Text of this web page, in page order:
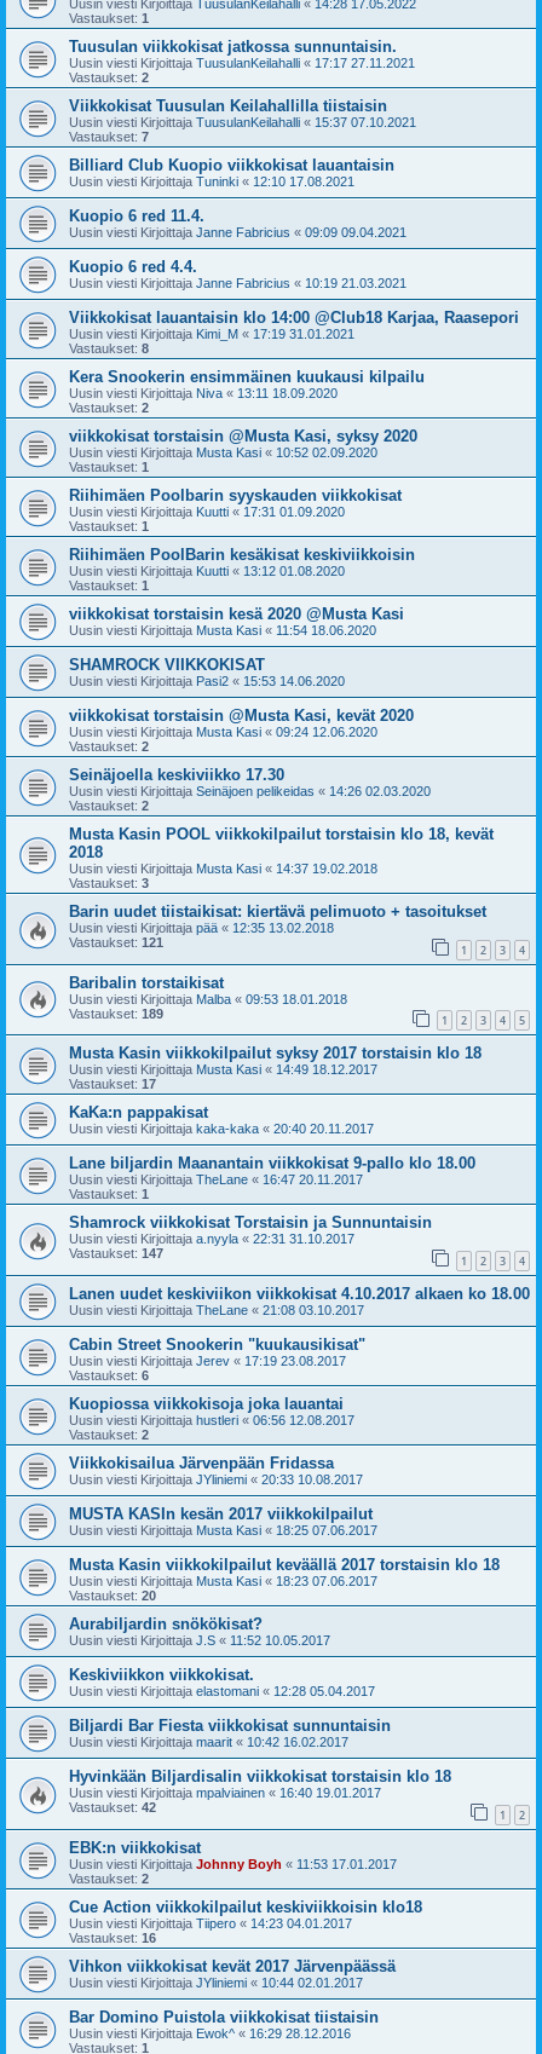
Uusin viesti Kirjoittaja TuusulanKeilahalli « 14:28 17.05.2022
Vastaukset: 1
Tuusulan viikkokisat jatkossa sunnuntaisin.
Uusin viesti Kirjoittaja TuusulanKeilahalli « 17:17 27.11.2021
Vastaukset: 2
Viikkokisat Tuusulan Keilahallilla tiistaisin
Uusin viesti Kirjoittaja TuusulanKeilahalli « 15:37 07.10.2021
Vastaukset: 7
Billiard Club Kuopio viikkokisat lauantaisin
Uusin viesti Kirjoittaja Tuninki « 12:10 17.08.2021
Kuopio 6 red 11.4.
Uusin viesti Kirjoittaja Janne Fabricius « 09:09 09.04.2021
Kuopio 6 red 4.4.
Uusin viesti Kirjoittaja Janne Fabricius « 10:19 21.03.2021
Viikkokisat lauantaisin klo 14:00 @Club18 Karjaa, Raasepori
Uusin viesti Kirjoittaja Kimi_M « 17:19 31.01.2021
Vastaukset: 8
Kera Snookerin ensimmäinen kuukausi kilpailu
Uusin viesti Kirjoittaja Niva « 13:11 18.09.2020
Vastaukset: 2
viikkokisat torstaisin @Musta Kasi, syksy 2020
Uusin viesti Kirjoittaja Musta Kasi « 10:52 02.09.2020
Vastaukset: 1
Riihimäen Poolbarin syyskauden viikkokisat
Uusin viesti Kirjoittaja Kuutti « 17:31 01.09.2020
Vastaukset: 1
Riihimäen PoolBarin kesäkisat keskiviikkoisin
Uusin viesti Kirjoittaja Kuutti « 13:12 01.08.2020
Vastaukset: 1
viikkokisat torstaisin kesä 2020 @Musta Kasi
Uusin viesti Kirjoittaja Musta Kasi « 11:54 18.06.2020
SHAMROCK VIIKKOKISAT
Uusin viesti Kirjoittaja Pasi2 « 15:53 14.06.2020
viikkokisat torstaisin @Musta Kasi, kevät 2020
Uusin viesti Kirjoittaja Musta Kasi « 09:24 12.06.2020
Vastaukset: 2
Seinäjoella keskiviikko 17.30
Uusin viesti Kirjoittaja Seinäjoen pelikeidas « 14:26 02.03.2020
Vastaukset: 2
Musta Kasin POOL viikkokilpailut torstaisin klo 18, kevät
2018
Uusin viesti Kirjoittaja Musta Kasi « 14:37 19.02.2018
Vastaukset: 3
Barin uudet tiistaikisat: kiertävä pelimuoto + tasoitukset
Uusin viesti Kirjoittaja pää « 12:35 13.02.2018
Vastaukset: 121 1 2 3 4
Baribalin torstaikisat
Uusin viesti Kirjoittaja Malba « 09:53 18.01.2018
Vastaukset: 189 1 2 3 4 5
Musta Kasin viikkokilpailut syksy 2017 torstaisin klo 18
Uusin viesti Kirjoittaja Musta Kasi « 14:49 18.12.2017
Vastaukset: 17
KaKa:n pappakisat
Uusin viesti Kirjoittaja kaka-kaka « 20:40 20.11.2017
Lane biljardin Maanantain viikkokisat 9-pallo klo 18.00
Uusin viesti Kirjoittaja TheLane « 16:47 20.11.2017
Vastaukset: 1
Shamrock viikkokisat Torstaisin ja Sunnuntaisin
Uusin viesti Kirjoittaja a.nyyla « 22:31 31.10.2017
Vastaukset: 147 1 2 3 4
Lanen uudet keskiviikon viikkokisat 4.10.2017 alkaen ko 18.00
Uusin viesti Kirjoittaja TheLane « 21:08 03.10.2017
Cabin Street Snookerin "kuukausikisat"
Uusin viesti Kirjoittaja Jerev « 17:19 23.08.2017
Vastaukset: 6
Kuopiossa viikkokisoja joka lauantai
Uusin viesti Kirjoittaja hustleri « 06:56 12.08.2017
Vastaukset: 2
Viikkokisailua Järvenpään Fridassa
Uusin viesti Kirjoittaja JYliniemi « 20:33 10.08.2017
MUSTA KASIn kesän 2017 viikkokilpailut
Uusin viesti Kirjoittaja Musta Kasi « 18:25 07.06.2017
Musta Kasin viikkokilpailut keväällä 2017 torstaisin klo 18
Uusin viesti Kirjoittaja Musta Kasi « 18:23 07.06.2017
Vastaukset: 20
Aurabiljardin snökökisat?
Uusin viesti Kirjoittaja J.S « 11:52 10.05.2017
Keskiviikkon viikkokisat.
Uusin viesti Kirjoittaja elastomani « 12:28 05.04.2017
Biljardi Bar Fiesta viikkokisat sunnuntaisin
Uusin viesti Kirjoittaja maarit « 10:42 16.02.2017
Hyvinkään Biljardisalin viikkokisat torstaisin klo 18
Uusin viesti Kirjoittaja mpalviainen « 16:40 19.01.2017
Vastaukset: 42 1 2
EBK:n viikkokisat
Uusin viesti Kirjoittaja Johnny Boyh « 11:53 17.01.2017
Vastaukset: 2
Cue Action viikkokilpailut keskiviikkoisin klo18
Uusin viesti Kirjoittaja Tiipero « 14:23 04.01.2017
Vastaukset: 16
Vihkon viikkokisat kevät 2017 Järvenpäässä
Uusin viesti Kirjoittaja JYliniemi « 10:44 02.01.2017
Bar Domino Puistola viikkokisat tiistaisin
Uusin viesti Kirjoittaja Ewok^ « 16:29 28.12.2016
Vastaukset: 1